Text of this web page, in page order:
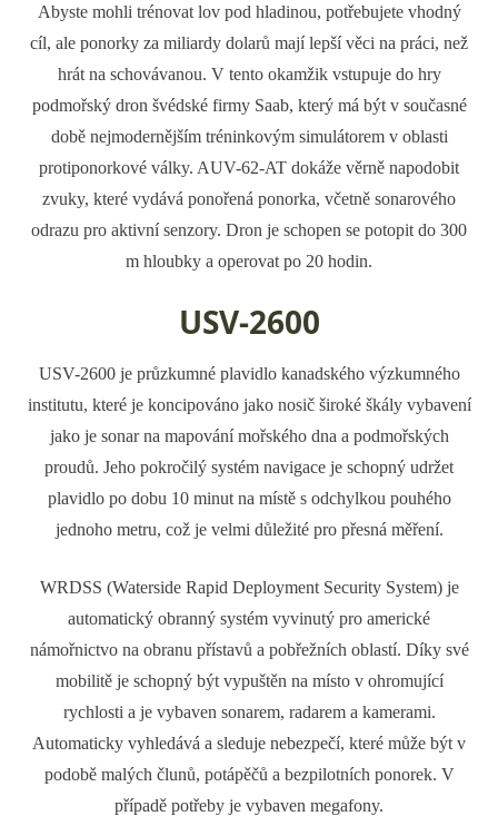
Abyste mohli trénovat lov pod hladinou, potřebujete vhodný
cíl, ale ponorky za miliardy dolarů mají lepší věci na práci, než
hrát na schovávanou. V tento okamžik vstupuje do hry
podmořský dron švédské firmy Saab, který má být v současné
době nejmodernějším tréninkovým simulátorem v oblasti
protiponorkové války. AUV-62-AT dokáže věrně napodobit
zvuky, které vydává ponořená ponorka, včetně sonarového
odrazu pro aktivní senzory. Dron je schopen se potopit do 300
m hloubky a operovat po 20 hodin.
USV-2600
USV-2600 je průzkumné plavidlo kanadského výzkumného
institutu, které je koncipováno jako nosič široké škály vybavení
jako je sonar na mapování mořského dna a podmořských
proudů. Jeho pokročilý systém navigace je schopný udržet
plavidlo po dobu 10 minut na místě s odchylkou pouhého
jednoho metru, což je velmi důležité pro přesná měření.
WRDSS (Waterside Rapid Deployment Security System) je
automatický obranný systém vyvinutý pro americké
námořnictvo na obranu přístavů a pobřežních oblastí. Díky své
mobilitě je schopný být vypuštěn na místo v ohromující
rychlosti a je vybaven sonarem, radarem a kamerami.
Automaticky vyhledává a sleduje nebezpečí, které může být v
podobě malých člunů, potápěčů a bezpilotních ponorek. V
případě potřeby je vybaven megafony.